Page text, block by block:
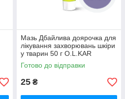
Мазь Дбайлива доярочка для
лікування захворювань шкіри
у тварин 50 г O.L.KAR
Готово до відправки
25 ₴